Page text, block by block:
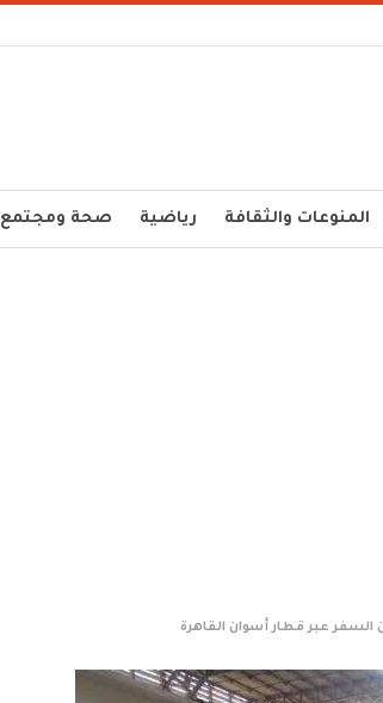
المنوعات والثقافة رياضية صحة ومجتمع
عبر قطار أسوان القاهرة